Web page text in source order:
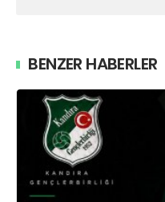
BENZER HABERLER